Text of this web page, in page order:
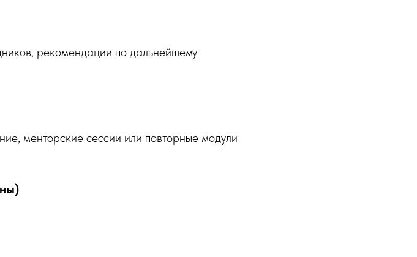
рекомендации по дальнейшему
менторские сессии или повторные модули